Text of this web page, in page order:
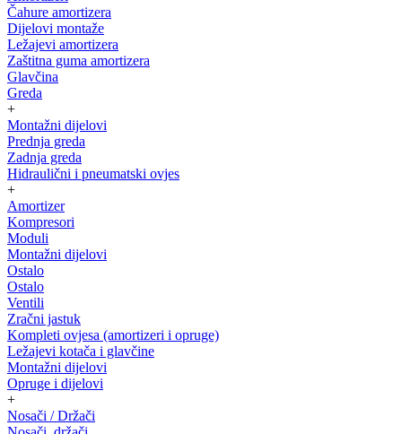
Čahure amortizera
Dijelovi montaže
Ležajevi amortizera
Zaštitna guma amortizera
Glavčina
Greda
+
Montažni dijelovi
Prednja greda
Zadnja greda
Hidraulični i pneumatski ovjes
+
Amortizer
Kompresori
Moduli
Montažni dijelovi
Ostalo
Ostalo
Ventili
Zračni jastuk
Kompleti ovjesa (amortizeri i opruge)
Ležajevi kotača i glavčine
Montažni dijelovi
Opruge i dijelovi
+
Nosači / Držači